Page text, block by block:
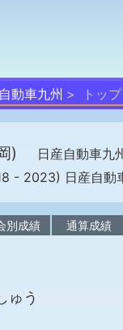
動車九州 トップ
)
日産自動車九
- 2023) 日産自動
別成績 通算成績
ゅう